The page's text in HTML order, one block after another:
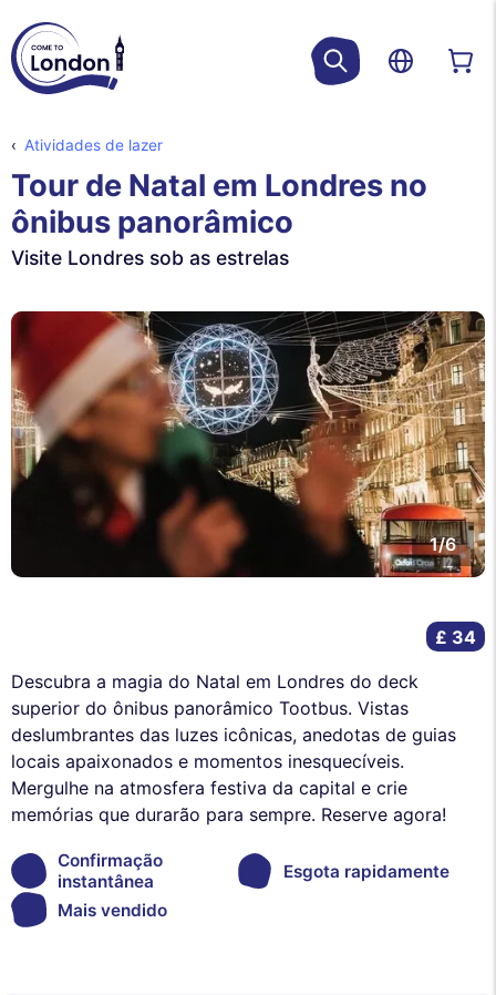
Atividades de lazer
Tour de Natal em Londres no
ônibus panorâmico
Visite Londres sob as estrelas
1/6
Descubra a magia do Natal em Londres do deck
superior do ônibus panorâmico Tootbus. Vistas
deslumbrantes das luzes icônicas, anedotas de guias
locais apaixonados e momentos inesquecíveis.
Mergulhe na atmosfera festiva da capital e crie
memórias que durarão para sempre. Reserve agora!
Confirmação
instantânea
Esgota rapidamente
Mais vendido
£ 34